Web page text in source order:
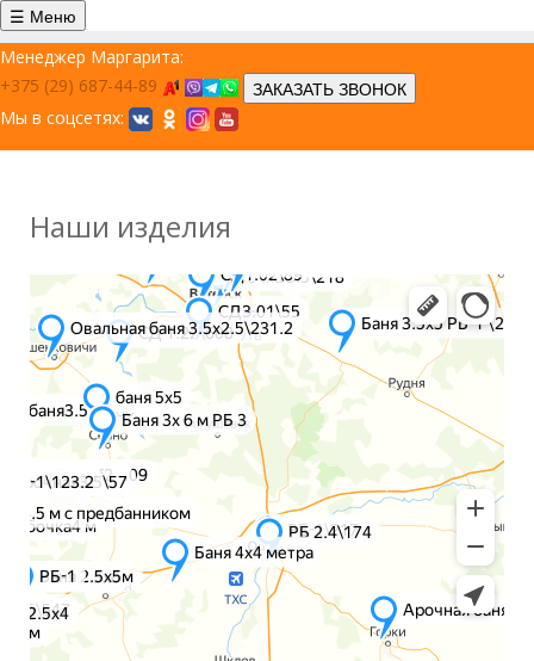
☰ Меню
Менеджер Маргарита:
+375 (29) 687-44-89
ЗАКАЗАТЬ ЗВОНОК
Мы в соцсетях:
Наши изделия